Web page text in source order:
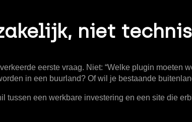
niet
eerste vraag. Niet: “Welke plugin
in een buurland? Of wil je bestaande
tussen een werkbare investering en een site die